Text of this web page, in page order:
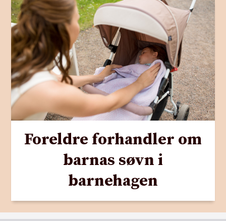
Foreldre forhandler om
barnas søvn i
barnehagen